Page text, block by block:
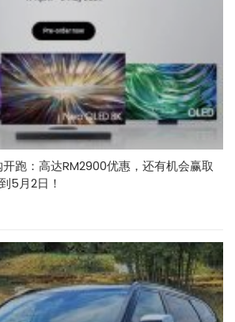
跑：高达RM2900优惠，还有机会赢取
5月2日！